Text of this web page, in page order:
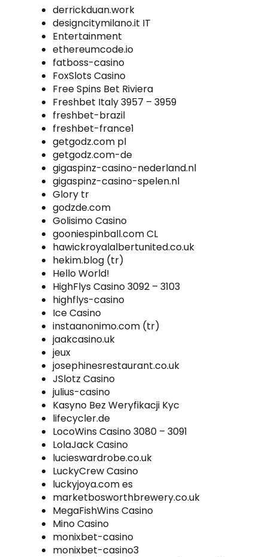
derrickduan.work
designcitymilano.it IT
Entertainment
ethereumcode.io
fatboss-casino
FoxSlots Casino
Free Spins Bet Riviera
Freshbet Italy 3957 – 3959
freshbet-brazil
freshbet-france1
getgodz.com pl
getgodz.com-de
gigaspinz-casino-nederland.nl
gigaspinz-casino-spelen.nl
Glory tr
godzde.com
Golisimo Casino
gooniespinball.com CL
hawickroyalalbertunited.co.uk
hekim.blog (tr)
Hello World!
HighFlys Casino 3092 – 3103
highflys-casino
Ice Casino
instaanonimo.com (tr)
jaakcasino.uk
jeux
josephinesrestaurant.co.uk
JSlotz Casino
julius-casino
Kasyno Bez Weryfikacji Kyc
lifecycler.de
LocoWins Casino 3080 – 3091
LolaJack Casino
lucieswardrobe.co.uk
LuckyCrew Casino
luckyjoya.com es
marketbosworthbrewery.co.uk
MegaFishWins Casino
Mino Casino
monixbet-casino
monixbet-casino3